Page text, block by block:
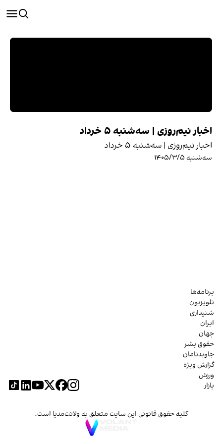
اخبار نیم‌روزی | سه‌شنبه ۵ خرداد
اخبار نیم‌روزی | سه‌شنبه ۵ خرداد
سه‌شنبه ۱۴۰۵/۳/۵
برنامه‌ها
تلویزیون
شنیداری
ایران
جهان
حقوق بشر
جاویدنامان
گزارش ویژه
ورزش
بازار
کلیه حقوق قانونی این سایت متعلق به ولانت‌مدیا است.